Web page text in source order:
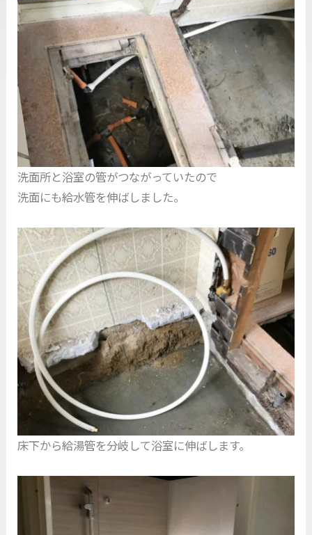
洗面所と浴室の管がつながっていたので
洗面にも給水管を伸ばしました。
床下から給湯管を分岐して浴室に伸ばします。